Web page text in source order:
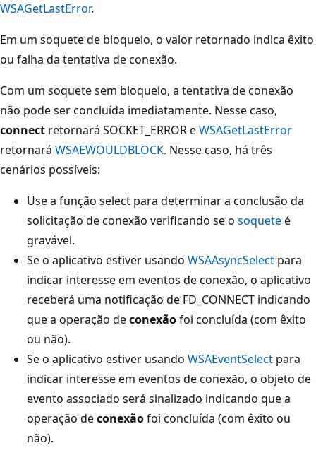
WSAGetLastError.
Em um soquete de bloqueio, o valor retornado indica êxito
ou falha da tentativa de conexão.
Com um soquete sem bloqueio, a tentativa de conexão
não pode ser concluída imediatamente. Nesse caso,
connect retornará SOCKET_ERROR eWSAGetLastError
retornará WSAEWOULDBLOCK. Nesse caso, há três
cenários possíveis:
Use a função select para determinar a conclusão da
solicitação de conexão verificando se o soqueteé
gravável.
Se o aplicativo estiver usando WSAAsyncSelect para
indicar interesse em eventos de conexão, o aplicativo
receberá uma notificação de FD_CONNECT indicando
que a operação deconexãofoi concluída (com êxito
ou não).
Se o aplicativo estiver usando WSAEventSelect para
indicar interesse em eventos de conexão, o objeto de
evento associado será sinalizado indicando que a
operação deconexãofoi concluída (com êxito ou
não).